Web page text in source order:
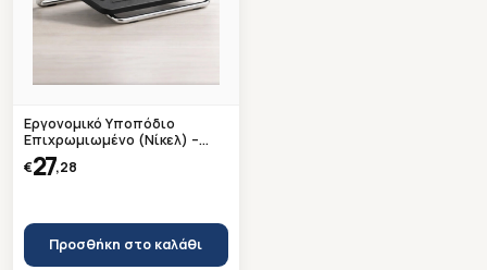
Εργονομικό Υποπόδιο
Επιχρωμιωμένο (Νίκελ) –
Ετοιμοπαράδοτο
€27,28
Προσθήκη στο καλάθι